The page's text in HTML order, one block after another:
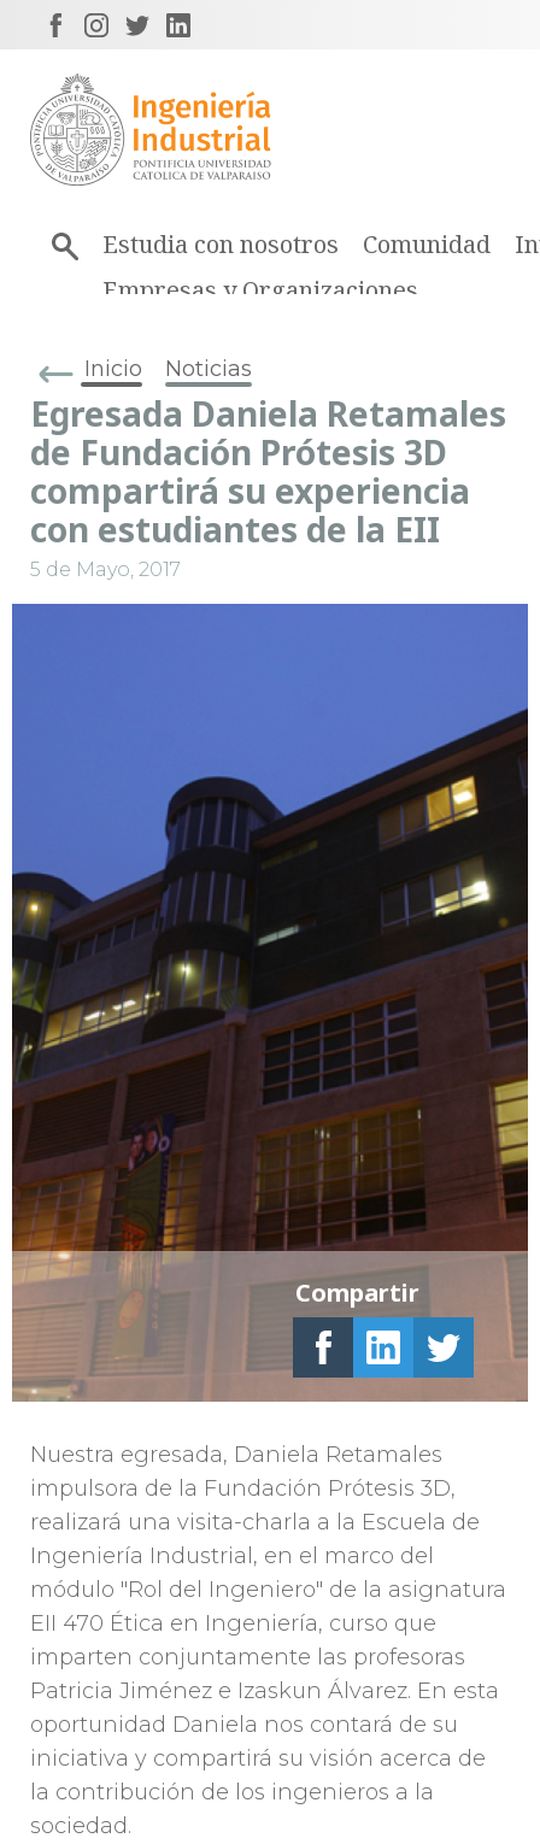
Estudia con nosotros Comunidad
Empresas y Organizaciones
Inicio Noticias
Egresada Daniela Retamales
de Fundación Prótesis 3D
compartirá su experiencia
con estudiantes de la EII
5 de Mayo, 2017
Nuestra egresada, Daniela Retamales
impulsora de la Fundación Prótesis 3D,
realizará una visita-charla a la Escuela de
Ingeniería Industrial, en el marco del
módulo "Rol del Ingeniero" de la asignatura
EII 470 Ética en Ingeniería, curso que
imparten conjuntamente las profesoras
Patricia Jiménez e Izaskun Álvarez. En esta
oportunidad Daniela nos contará de su
iniciativa y compartirá su visión acerca de
la contribución de los ingenieros a la
sociedad.
Compartir